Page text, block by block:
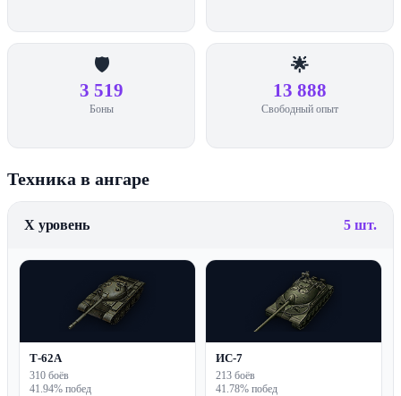
🛡️
3 519
Боны
🌟
13 888
Свободный опыт
Техника в ангаре
X уровень 5 шт.
Т-62А
310 боёв
41.94% побед
ИС-7
213 боёв
41.78% побед